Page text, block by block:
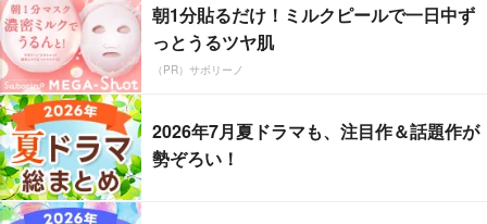
朝1分貼るだけ！ミルクピールで一日中ず
っとうるツヤ肌
（PR）サボリーノ
2026年7月夏ドラマも、注目作＆話題作が
勢ぞろい！